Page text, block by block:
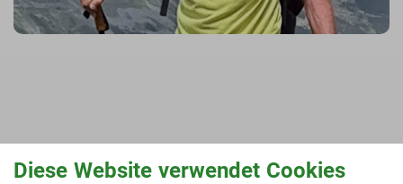
Wolfgang Pieper
Diese Website verwendet Cookies